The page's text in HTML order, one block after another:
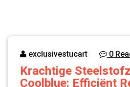
exclusivestucart 0
Krachtige
Coolblue: Efficiënt